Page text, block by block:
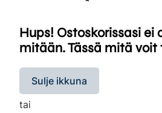
Hups! Ostoskorissasi ei
mitään. Tässä mitä voit
Sulje ikkuna
tai